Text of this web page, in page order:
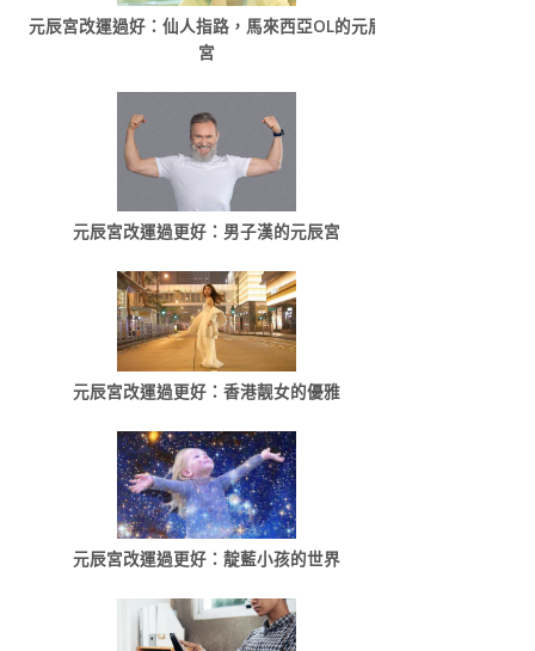
元辰宮改運過好：仙人指路，馬來西亞OL的元辰
宮
元辰宮改運過更好：男子漢的元辰宮
元辰宮改運過更好：香港靓女的優雅
元辰宮改運過更好：靛藍小孩的世界